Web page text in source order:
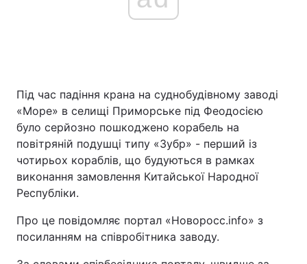
Під час падіння крана на суднобудівному заводі
«Море» в селищі Приморське під Феодосією
було серйозно пошкоджено корабель на
повітряній подушці типу «Зубр» - перший із
чотирьох кораблів, що будуються в рамках
виконання замовлення Китайської Народної
Республіки.
Про це повідомляє портал «Новоросс.info» з
посиланням на співробітника заводу.